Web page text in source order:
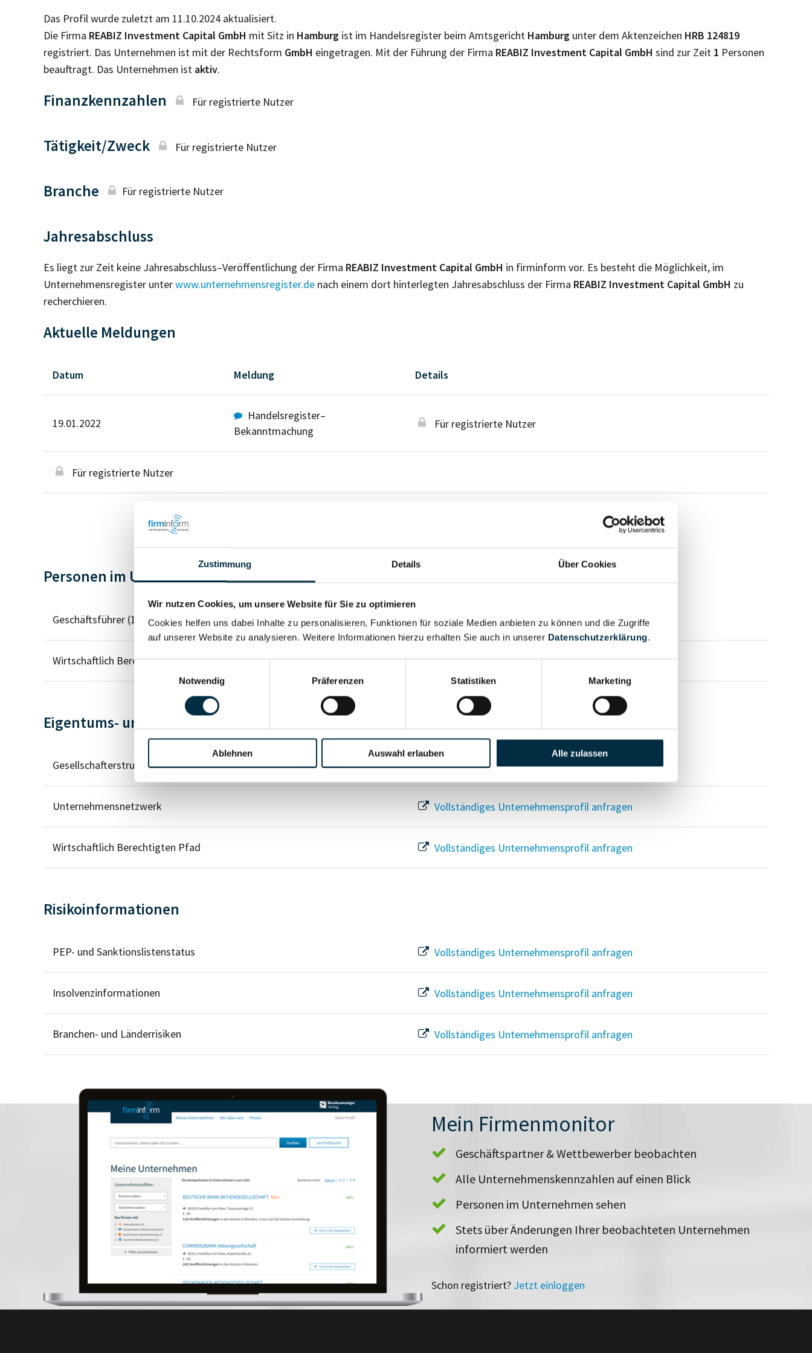
Zustimmung Details Über Cookies
Wir nutzen Cookies, um unsere Website für Sie zu optimieren
Cookies helfen uns dabei Inhalte zu personalisieren, Funktionen für soziale Medien anbieten zu können und die Zugriffe
auf unserer Website zu analysieren. Weitere Informationen hierzu erhalten Sie auch in unserer Datenschutzerklärung.
Einwilligungsauswahl
Notwendig
Präferenzen Statistiken Marketing
Ablehnen Auswahl erlauben Alle zulassen
Das Profil wurde zuletzt am 11.10.2024 aktualisiert.
Die Firma REABIZ Investment Capital GmbH mit Sitz in Hamburg ist im Handelsregister beim Amtsgericht Hamburg unter dem Aktenzeichen HRB 124819
registriert. Das Unternehmen ist mit der Rechtsform GmbH eingetragen. Mit der Führung der Firma REABIZ Investment Capital GmbH sind zur Zeit 1 Personen
beauftragt. Das Unternehmen ist aktiv.
Finanzkennzahlen Für registrierte Nutzer
Tätigkeit/Zweck Für registrierte Nutzer
Branche Für registrierte Nutzer
Jahresabschluss
Es liegt zur Zeit keine Jahresabschluss–Veröffentlichung der Firma REABIZ Investment Capital GmbH in firminform vor. Es besteht die Möglichkeit, im
Unternehmensregister unterwww.unternehmensregister.de nach einem dort hinterlegten Jahresabschluss der Firma REABIZ Investment Capital GmbH zu
recherchieren.
Aktuelle Meldungen
Datum Meldung Details
19.01.2022
Handelsregister–
Bekanntmachung
Für registrierte Nutzer
Für registrierte Nutzer
Personen im Unternehmen
Geschäftsführer (1) Für registrierte Nutzer
Wirtschaftlich Berechtigter Vollständiges Unternehmensprofil anfragen
Eigentums- und Kontrollstruktur
Gesellschafterstruktur Vollständiges Unternehmensprofil anfragen
Unternehmensnetzwerk Vollständiges Unternehmensprofil anfragen
Wirtschaftlich Berechtigten Pfad Vollständiges Unternehmensprofil anfragen
Risikoinformationen
PEP- und Sanktionslistenstatus Vollständiges Unternehmensprofil anfragen
Insolvenzinformationen Vollständiges Unternehmensprofil anfragen
Branchen- und Länderrisiken Vollständiges Unternehmensprofil anfragen
Mein Firmenmonitor
Geschäftspartner & Wettbewerber beobachten
Alle Unternehmenskennzahlen auf einen Blick
Personen im Unternehmen sehen
Stets über Änderungen Ihrer beobachteten Unternehmen
informiert werden
Schon registriert? Jetzt einloggen